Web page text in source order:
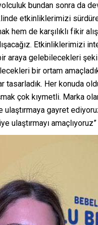
bundan sonra da
etkinliklerimizi
hem de karşılıklı fikir
Etkinliklerimizi
araya gelebilecekleri
bir ortam
tasarladık. Her konuda
çok kıymetli. Marka
ulaştırmaya gayret
ulaştırmayı